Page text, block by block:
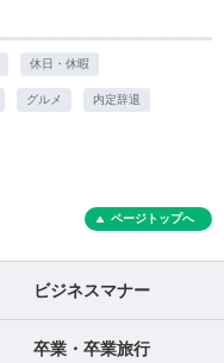
休日・休暇
グルメ 内定辞退
ページトップへ
ビジネスマナー
卒業・卒業旅行